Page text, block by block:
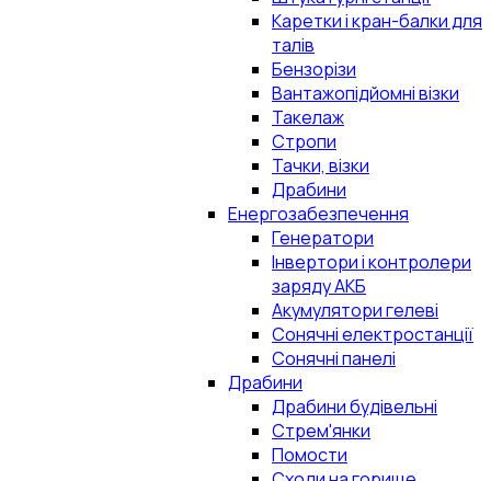
Каретки і кран-балки для
талів
Бензорізи
Вантажопідйомні візки
Такелаж
Стропи
Тачки, візки
Драбини
Енергозабезпечення
Генератори
Інвертори і контролери
заряду АКБ
Акумулятори гелеві
Сонячні електростанції
Сонячні панелі
Драбини
Драбини будівельні
Стрем'янки
Помости